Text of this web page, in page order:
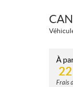
À
Frais